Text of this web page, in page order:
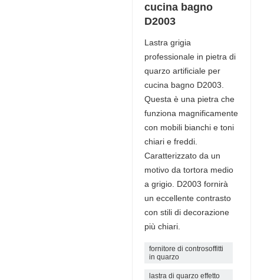
cucina bagno
D2003
Lastra grigia
professionale in pietra di
quarzo artificiale per
cucina bagno D2003.
Questa è una pietra che
funziona magnificamente
con mobili bianchi e toni
chiari e freddi.
Caratterizzato da un
motivo da tortora medio
a grigio. D2003 fornirà
un eccellente contrasto
con stili di decorazione
più chiari.
fornitore di controsoffitti
in quarzo
lastra di quarzo effetto